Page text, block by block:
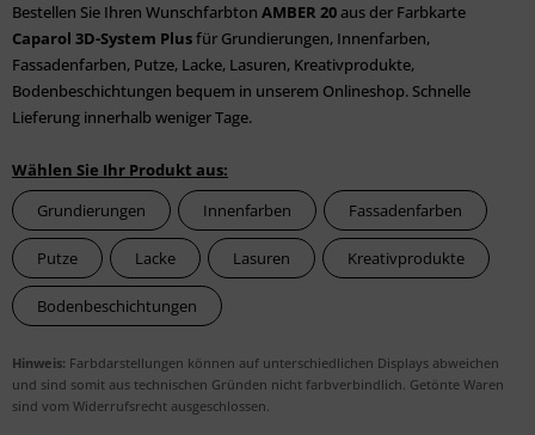
Bestellen Sie Ihren Wunschfarbton AMBER 20aus der Farbkarte
Caparol 3D-System Plusfür Grundierungen, Innenfarben,
Fassadenfarben, Putze, Lacke, Lasuren, Kreativprodukte,
Bodenbeschichtungen bequem in unserem Onlineshop. Schnelle
Lieferung innerhalb weniger Tage.
Wählen Sie Ihr Produkt aus:
Grundierungen
Innenfarben Fassadenfarben
Putze Lacke Lasuren Kreativprodukte
Bodenbeschichtungen
Hinweis: Farbdarstellungen können auf unterschiedlichen Displays abweichen
und sind somit aus technischen Gründen nicht farbverbindlich. Getönte Waren
sind vom Widerrufsrecht ausgeschlossen.